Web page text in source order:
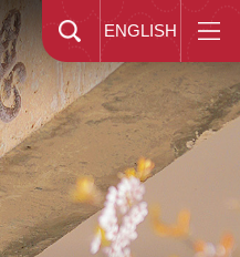
ENGLISH